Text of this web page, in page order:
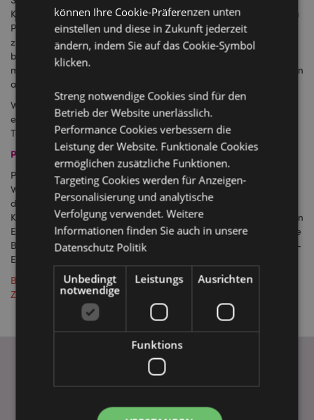
Kreditkarte wird mit dem Bestellungsbetrag belastet. Sollte es zu
Preisdifferenzen kommen, überweisen wir Ihnen den Betrag
zurück auf Ihr Kreditkartenkonto. Wenn Sie mit Kreditkarte
bezahlen möchten, aber Ihre Daten uns lieber per Telefon
mitteilen möchten, geht das auch, indem Sie einfach diese Option
auswählen.
Wenn Sie weitere Informationen zu den Zahlungsmethoden
erhalten möchten, kontaktieren Sie bitte unser Kundenservice
Team unter:kundenservice@puckator.de
PayPal
PayPal ist der sichere Weg Geld zu senden und zu empfangen.
Wenn Sie die Ware bezahlen möchten, klicken Sie einfach auf
die Bezahlungsoption Paypal. Wählen Sie als Zahlungsart Ihre
Kreditkarte, Lastschrift oder ein Bankkonto aus. Machen Sie Ihren
Einkauf sicher, indem Sie Ihre Kreditkarten-Nummer oder andere
Bankinformationen nicht offenlegen. Unsere Paypal-Empfänger-
Email lautet:
Bitte beachten Sie: Wir akzeptieren keine Schecks mehr als
Zahlungsmittel.
können Ihre Cookie-Präferenzen unten
einstellen und diese in Zukunft jederzeit
ändern, indem Sie auf das Cookie-Symbol
klicken.
Streng notwendige Cookies sind für den
Betrieb der Website unerlässlich.
Performance Cookies verbessern die
Leistung der Website. Funktionale Cookies
ermöglichen zusätzliche Funktionen.
Targeting Cookies werden für Anzeigen-
Personalisierung und analytische
Verfolgung verwendet. Weitere
Informationen finden Sie auch in unsere
Datenschutz Politik
Unbedingt
notwendige
Leistungs Ausrichten
Funktions